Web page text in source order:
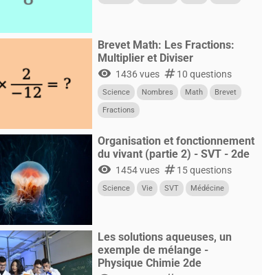
Brevet Math: Les Fractions:
Multiplier et Diviser
visibility 1436 vues numbers10 questions
Science Nombres Math
Brevet
Fractions
Organisation et fonctionnement
du vivant (partie 2) - SVT - 2de
visibility 1454 vues numbers15 questions
Science Vie SVT Médécine
Les solutions aqueuses, un
exemple de mélange -
Physique Chimie 2de